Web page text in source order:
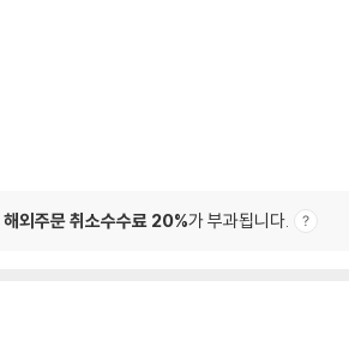
해외주문 취소수수료 20%가 부과됩니다.